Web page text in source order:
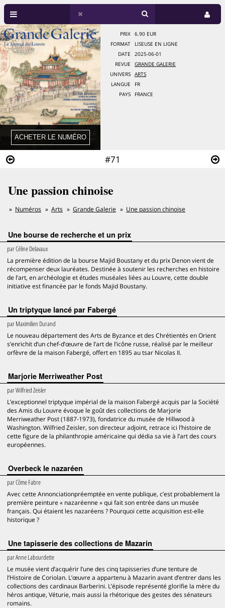
#71
PRIX
6.90 EUR
FORMAT
LISEUSE EN LIGNE
DATE
2025-06-01
REVUE
GRANDE GALERIE
UNIVERS
ARTS
LANGUE
FR
PAYS
FRANCE
Une passion chinoise
Numéros Arts Grande Galerie Une passion chinoise
Une bourse de recherche et un prix
parCéline Delavaux
La première édition de la bourse Majid Boustany et du prix Denon vient de
récompenser deux lauréates. Destinée à soutenir les recherches en histoire
de l’art, en archéologie et études muséales liées au Louvre, cette double
initiative est financée par le fonds Majid Boustany.
Un triptyque lancé par Fabergé
parMaximilien Durand
Le nouveau département des Arts de Byzance et des Chrétientés en Orient
s’enrichit d’un chef-d’œuvre de l’art de l’icône russe, réalisé par le meilleur
orfèvre de la maison Fabergé, offert en 1895 au tsar Nicolas II.
Marjorie Merriweather Post
parWilfried Zeisler
L’exceptionnel triptyque impérial de la maison Fabergé acquis par la Société
des Amis du Louvre évoque le goût des collections de Marjorie
Merriweather Post (1887-1973), fondatrice du musée de Hillwood à
Washington. Wilfried Zeisler, son directeur adjoint, retrace ici l’histoire de
cette figure de la philanthropie américaine qui dédia sa vie à l’art des cours
européennes.
Overbeck le nazaréen
parCôme Fabre
Avec cette Annonciationpréemptée en vente publique, c’est probablement la
première peinture « nazaréenne » qui fait son entrée dans un musée
français. Qui étaient les nazaréens ? Pourquoi cette acquisition est-elle
historique ?
Une tapisserie des collections de Mazarin
parAnne Labourdette
Le musée vient d’acquérir l’une des cinq tapisseries d’une tenture de
l’Histoire de Coriolan. L’œuvre a appartenu à Mazarin avant d’entrer dans les
collections des cardinaux Barberini. L’épisode représenté glorifie la mère du
héros antique, Véturie, mais aussi la rhétorique des gestes des sénateurs
romains.